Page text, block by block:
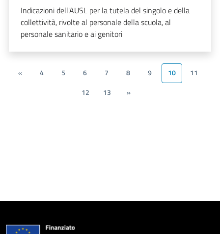
Indicazioni dell'AUSL per la tutela del singolo e della
collettività, rivolte al personale della scuola, al
personale sanitario e ai genitori
« 4 5 6 7 8 9 10
11
12
13 »